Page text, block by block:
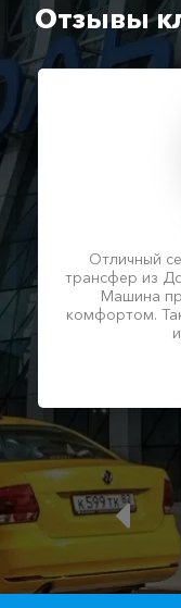
Отзывы
Отличный
трансфер из
Машина
комфортом.